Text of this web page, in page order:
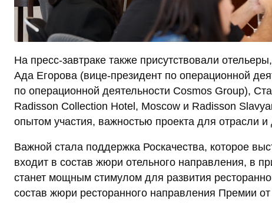
На пресс-завтраке также присутствовали
Ада Егорова (вице-президент по операционной
по операционной деятельности Cosmos Group),
Radisson Collection Hotel, Moscow и Radisson
опытом участия, важностью проекта для отрасли
Важной стала поддержка Роскачества, которое
входит в состав жюри отельного направления, в
станет мощным стимулом для развития
состав жюри ресторанного направления Премии